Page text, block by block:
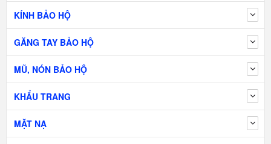
KÍNH BẢO HỘ
GĂNG TAY BẢO HỘ
MŨ, NÓN BẢO HỘ
KHẨU TRANG
MẶT NẠ